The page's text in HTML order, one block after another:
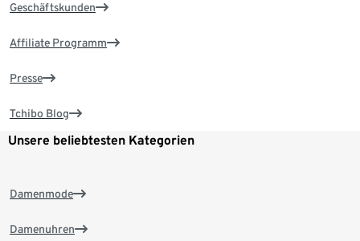
Geschäftskunden
Affiliate Programm
Presse
Tchibo Blog
Unsere beliebtesten Kategorien
Damenmode
Damenuhren